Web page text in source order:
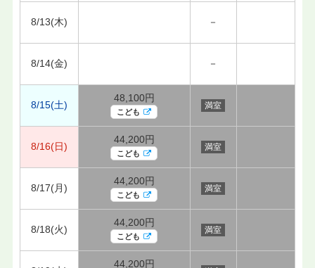
8/13(木) －
8/14(金) －
8/15(土)
48,100円
こども
満室
8/16(日)
44,200円
こども
満室
8/17(月)
44,200円
こども
満室
8/18(火)
44,200円
こども
満室
44,200円